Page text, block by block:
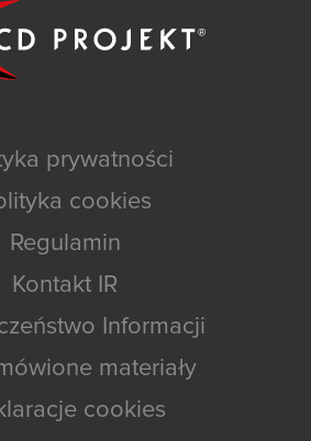
prywatności
cookies
Regulamin
Kontakt IR
Informacji
materiały
cookies